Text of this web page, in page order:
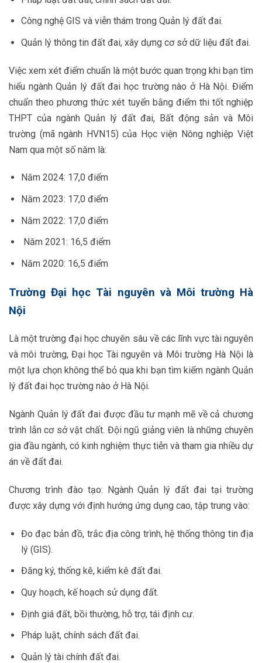
Công nghệ GIS và viễn thám trong Quản lý đất đai.
Quản lý thông tin đất đai, xây dựng cơ sở dữ liệu đất đai.
Việc xem xét điểm chuẩn là một bước quan trọng khi bạn tìm
hiểu ngành Quản lý đất đai học trường nào ở Hà Nội. Điểm
chuẩn theo phương thức xét tuyển bằng điểm thi tốt nghiệp
THPT của ngành Quản lý đất đai, Bất động sản và Môi
trường (mã ngành HVN15) của Học viện Nông nghiệp Việt
Nam qua một số năm là:
Năm 2024: 17,0 điểm
Năm 2023: 17,0 điểm
Năm 2022: 17,0 điểm
Năm 2021: 16,5 điểm
Năm 2020: 16,5 điểm
Trường Đại học Tài nguyên và Môi trường Hà
Nội
Là một trường đại học chuyên sâu về các lĩnh vực tài nguyên
và môi trường, Đại học Tài nguyên và Môi trường Hà Nội là
một lựa chọn không thể bỏ qua khi bạn tìm kiếm ngành Quản
lý đất đai học trường nào ở Hà Nội.
Ngành Quản lý đất đai được đầu tư mạnh mẽ về cả chương
trình lẫn cơ sở vật chất. Đội ngũ giảng viên là những chuyên
gia đầu ngành, có kinh nghiệm thực tiễn và tham gia nhiều dự
án về đất đai.
Chương trình đào tạo: Ngành Quản lý đất đai tại trường
được xây dựng với định hướng ứng dụng cao, tập trung vào:
Đo đạc bản đồ, trắc địa công trình, hệ thống thông tin địa
lý (GIS).
Đăng ký, thống kê, kiểm kê đất đai.
Quy hoạch, kế hoạch sử dụng đất.
Định giá đất, bồi thường, hỗ trợ, tái định cư.
Pháp luật, chính sách đất đai.
Quản lý tài chính đất đai.